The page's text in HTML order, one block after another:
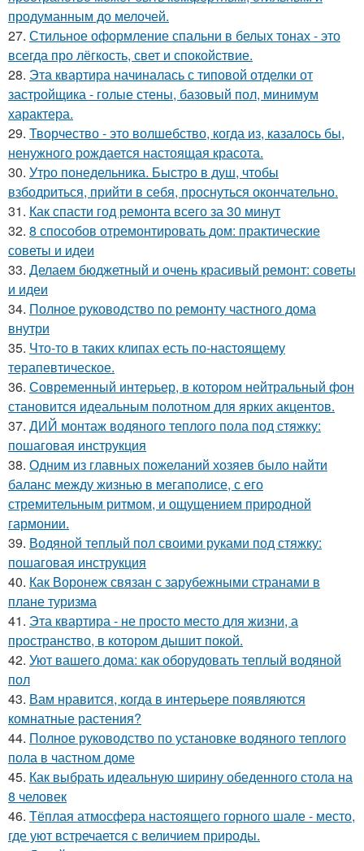
продуманным до мелочей.
27. Стильное оформление спальни в белых тонах - это
всегда про лёгкость, свет и спокойствие.
28. Эта квартира начиналась с типовой отделки от
застройщика - голые стены, базовый пол, минимум
характера.
29. Творчество - это волшебство, когда из, казалось бы,
ненужного рождается настоящая красота.
30. Утро понедельника. Быстро в душ, чтобы
взбодриться, прийти в себя, проснуться окончательно.
31. Как спасти год ремонта всего за 30 минут
32. 8 способов отремонтировать дом: практические
советы и идеи
33. Делаем бюджетный и очень красивый ремонт: советы
и идеи
34. Полное руководство по ремонту частного дома
внутри
35. Что-то в таких клипах есть по-настоящему
терапевтическое.
36. Современный интерьер, в котором нейтральный фон
становится идеальным полотном для ярких акцентов.
37. ДИЙ монтаж водяного теплого пола под стяжку:
пошаговая инструкция
38. Одним из главных пожеланий хозяев было найти
баланс между жизнью в мегаполисе, с его
стремительным ритмом, и ощущением природной
гармонии.
39. Водяной теплый пол своими руками под стяжку:
пошаговая инструкция
40. Как Воронеж связан с зарубежными странами в
плане туризма
41. Эта квартира - не просто место для жизни, а
пространство, в котором дышит покой.
42. Уют вашего дома: как оборудовать теплый водяной
пол
43. Вам нравится, когда в интерьере появляются
комнатные растения?
44. Полное руководство по установке водяного теплого
пола в частном доме
45. Как выбрать идеальную ширину обеденного стола на
8 человек
46. Тёплая атмосфера настоящего горного шале - место,
где уют встречается с величием природы.